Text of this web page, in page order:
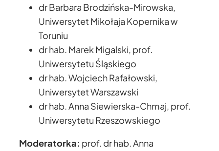
dr Barbara Brodzińska-Mirowska,
Uniwersytet Mikołaja Kopernika w
Toruniu
dr hab. Marek Migalski, prof.
Uniwersytetu Śląskiego
dr hab. Wojciech Rafałowski,
Uniwersytet Warszawski
dr hab. Anna Siewierska-Chmaj, prof.
Uniwersytetu Rzeszowskiego
Moderatorka: prof. dr hab. Anna